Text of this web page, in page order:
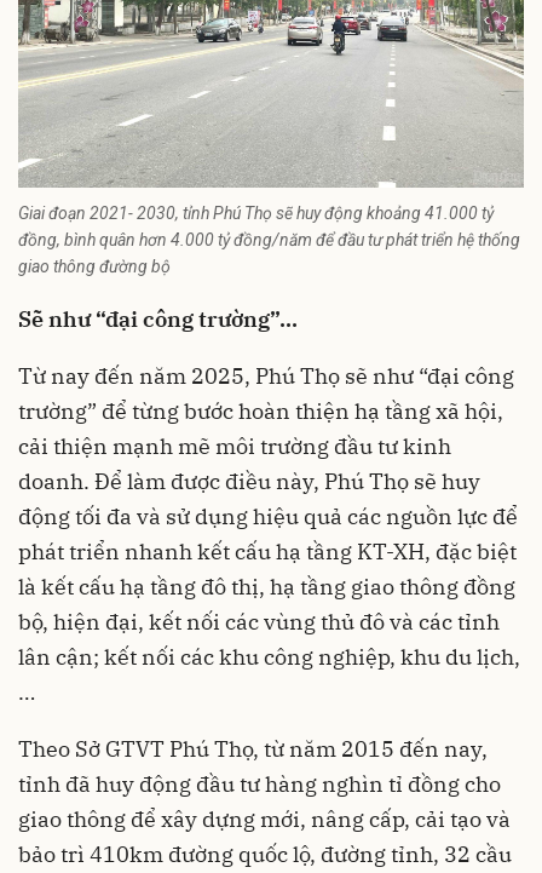
Giai đoạn 2021- 2030, tỉnh Phú Thọ sẽ huy động khoảng 41.000 tỷ
đồng, bình quân hơn 4.000 tỷ đồng/năm để đầu tư phát triển hệ thống
giao thông đường bộ
Sẽ như “đại công trường”…
Từ nay đến năm 2025, Phú Thọ sẽ như “đại công
trường” để từng bước hoàn thiện hạ tầng xã hội,
cải thiện mạnh mẽ môi trường đầu tư kinh
doanh. Để làm được điều này, Phú Thọ sẽ huy
động tối đa và sử dụng hiệu quả các nguồn lực để
phát triển nhanh kết cấu hạ tầng KT-XH, đặc biệt
là kết cấu hạ tầng đô thị, hạ tầng giao thông đồng
bộ, hiện đại, kết nối các vùng thủ đô và các tỉnh
lân cận; kết nối các khu công nghiệp, khu du lịch,
…
Theo Sở GTVT Phú Thọ, từ năm 2015 đến nay,
tỉnh đã huy động đầu tư hàng nghìn tỉ đồng cho
giao thông để xây dựng mới, nâng cấp, cải tạo và
bảo trì 410km đường quốc lộ, đường tỉnh, 32 cầu